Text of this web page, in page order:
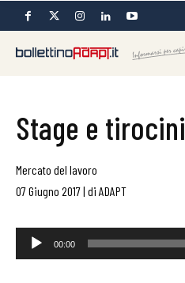
Stage e tirocini
Mercato del lavoro
07 Giugno 2017| di ADAPT
Audio
Player
00:00